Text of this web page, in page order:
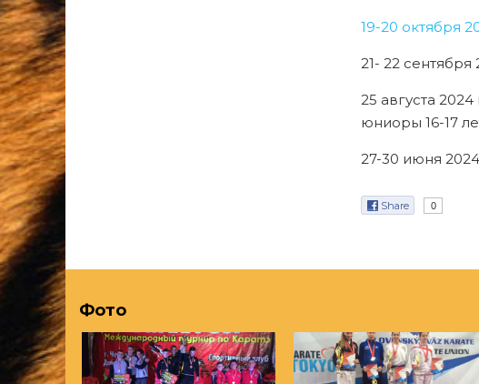
19-20 октября
21- 22 сентября
25 августа
юниоры 16-17
27-30 июня
Share 0
Фото